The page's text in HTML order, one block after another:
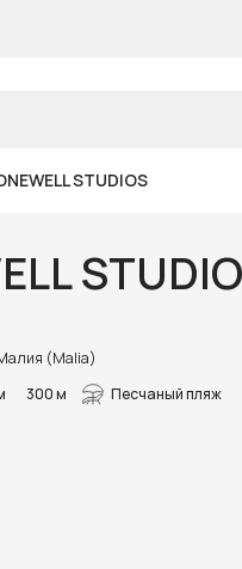
STUDIOS
(Malia)
300 м Песчаный пляж